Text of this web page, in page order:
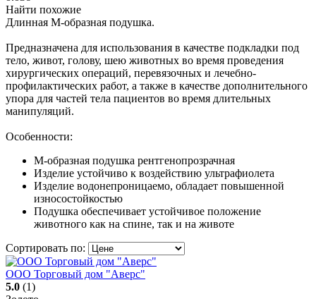
Найти похожие
Длинная М-образная подушка.
Предназначена для использования в качестве подкладки под
тело, живот, голову, шею животных во время проведения
хирургических операций, перевязочных и лечебно-
профилактических работ, а также в качестве дополнительного
упора для частей тела пациентов во время длительных
манипуляций.
Особенности:
М-образная подушка рентгенопрозрачная
Изделие устойчиво к воздействию ультрафиолета
Изделие водонепроницаемо, обладает повышенной
износостойкостью
Подушка обеспечивает устойчивое положение
животного как на спине, так и на животе
Сортировать по:
ООО Торговый дом "Аверс"
5.0 (1)